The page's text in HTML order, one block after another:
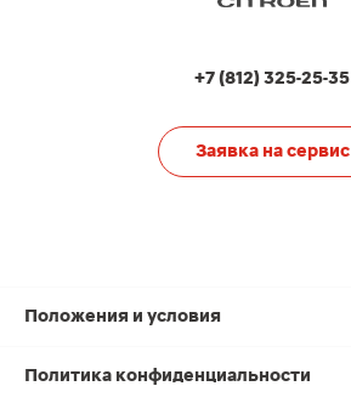
+7 (812) 325-25-35
Заявка на сервис
Положения и условия
Политика конфиденциальности